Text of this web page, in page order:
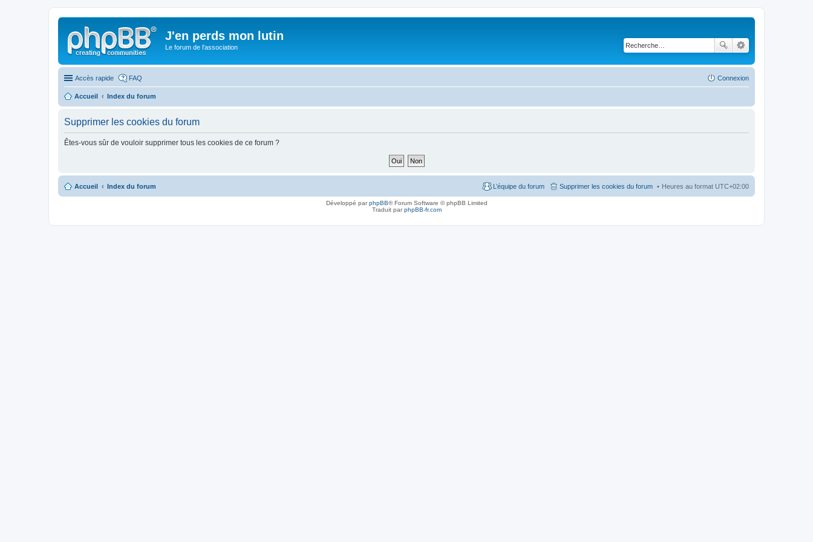
J'en perds mon lutin
Le forum de l'association
Accès rapide FAQ Connexion
Accueil Index du forum
Supprimer les cookies du forum
Êtes-vous sûr de vouloir supprimer tous les cookies de ce forum ?
Accueil Index du forum Heures au format UTC+02:00
Supprimer les cookies du forum
L’équipe du forum
Développé parphpBB® Forum Software © phpBB Limited
Traduit parphpBB-fr.com